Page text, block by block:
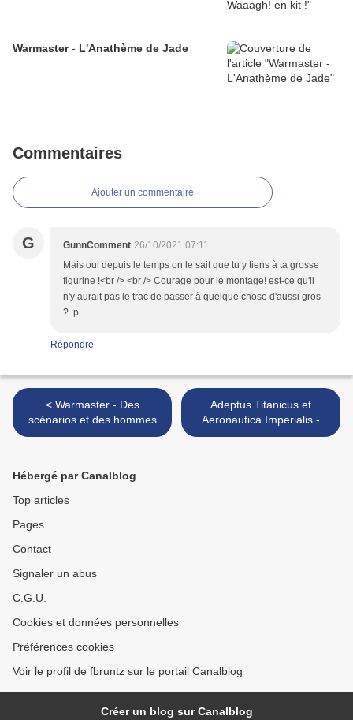
Warmaster - L'Anathème de Jade
Commentaires
Ajouter un commentaire
G GunnComment 26/10/2021 07:11
Mais oui depuis le temps on le sait que tu y tiens à ta grosse
figurine !<br /> <br /> Courage pour le montage! est-ce qu'il
n'y aurait pas le trac de passer à quelque chose d'aussi gros
? :p
Répondre
< Warmaster - Des
scénarios et des hommes
Adeptus Titanicus et
Aeronautica Imperialis -
Traitor Legios et
Hébergé par Canalblog
Top articles
Pages
Contact
Signaler un abus
C.G.U.
Cookies et données personnelles
Préférences cookies
Voir le profil de fbruntz sur le portail Canalblog
Créer un blog sur Canalblog